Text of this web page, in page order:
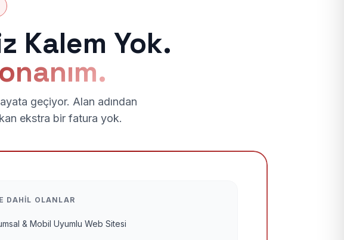
Kalem Yok.
geçiyor. Alan adından
ekstra bir fatura yok.
DAHIL OLANLAR
& Mobil Uyumlu Web Sitesi